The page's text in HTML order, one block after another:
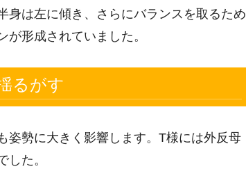
身は左に傾き、さらにバランスを取るため
形成されていました。
るがす
姿勢に大きく影響します。T様には外反母
した。